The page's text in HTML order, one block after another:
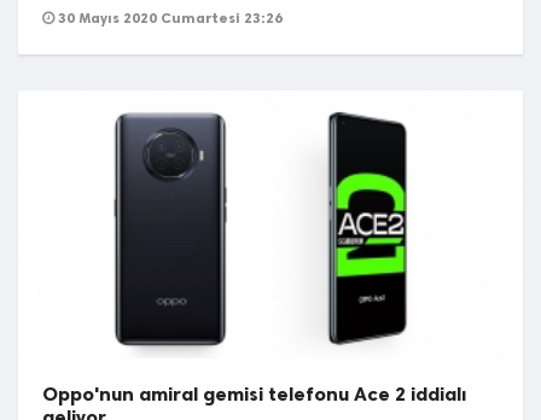
30 Mayıs 2020 Cumartesi 23:26
Oppo'nun amiral gemisi telefonu Ace 2 iddialı